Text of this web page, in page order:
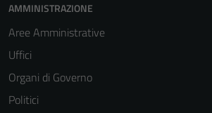
AMMINISTRAZIONE
Aree Amministrative
Uffici
Organi di Governo
Politici